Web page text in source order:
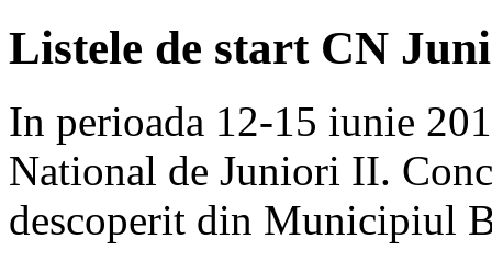
Listele de start CN
In perioada 12-15 iunie
National de Juniori II.
descoperit din Municipiul